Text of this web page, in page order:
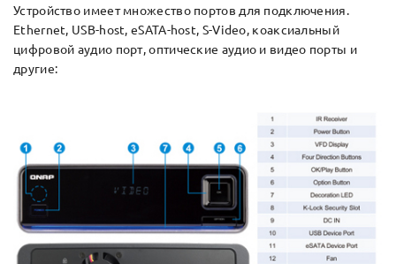
Устройство имеет множество портов для подключения.
Ethernet, USB-host, eSATA-host, S-Video, коаксиальный
цифровой аудио порт, оптические аудио и видео порты и
другие: